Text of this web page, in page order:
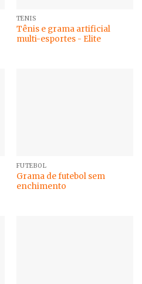
TÊNIS
Tênis e grama artificial
multi-esportes - Elite
FUTEBOL
Grama de futebol sem
enchimento